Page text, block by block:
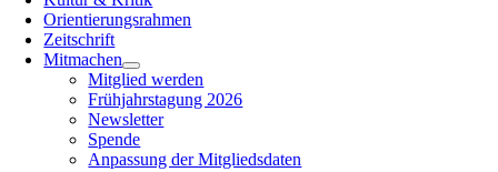
Orientierungsrahmen
Zeitschrift
Mitmachen
Mitglied werden
Frühjahrstagung 2026
Newsletter
Spende
Anpassung der Mitgliedsdaten